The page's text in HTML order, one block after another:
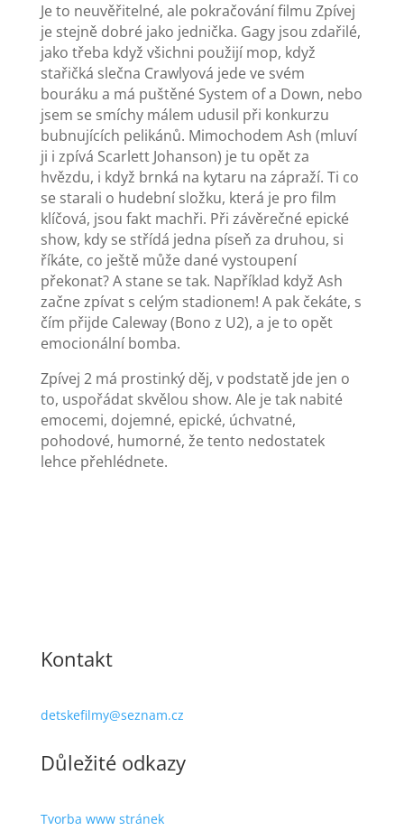
Je to neuvěřitelné, ale pokračování filmu Zpívej
je stejně dobré jako jednička. Gagy jsou zdařilé,
jako třeba když všichni použijí mop, když
stařičká slečna Crawlyová jede ve svém
bouráku a má puštěné System of a Down, nebo
jsem se smíchy málem udusil při konkurzu
bubnujících pelikánů. Mimochodem Ash (mluví
ji i zpívá Scarlett Johanson) je tu opět za
hvězdu, i když brnká na kytaru na zápraží. Ti co
se starali o hudební složku, která je pro film
klíčová, jsou fakt machři. Při závěrečné epické
show, kdy se střídá jedna píseň za druhou, si
říkáte, co ještě může dané vystoupení
překonat? A stane se tak. Například když Ash
začne zpívat s celým stadionem! A pak čekáte, s
čím přijde Caleway (Bono z U2), a je to opět
emocionální bomba.
Zpívej 2 má prostinký děj, v podstatě jde jen o
to, uspořádat skvělou show. Ale je tak nabité
emocemi, dojemné, epické, úchvatné,
pohodové, humorné, že tento nedostatek
lehce přehlédnete.
Kontakt
detskefilmy@seznam.cz
Důležité odkazy
Tvorba www stránek